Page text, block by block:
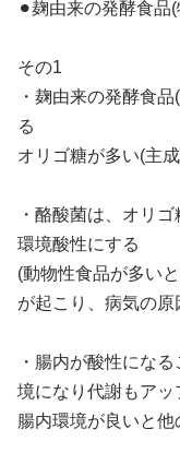
⚫︎麹由来の発酵食
その1
・麹由来の発酵食
る
オリゴ糖が多い(主
・酪酸菌は、オリ
環境酸性にする
(動物性食品が多い
が起こり、病気の原
・腸内が酸性にな
境になり代謝もアッ
腸内環境が良いと他